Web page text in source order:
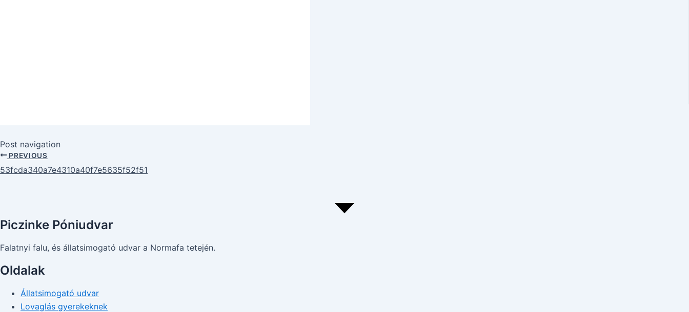
Post navigation
PREVIOUS
53fcda340a7e4310a40f7e5635f52f51
Piczinke Póniudvar
Falatnyi falu, és állatsimogató udvar a Normafa tetején.
Oldalak
Állatsimogató udvar
Lovaglás gyerekeknek